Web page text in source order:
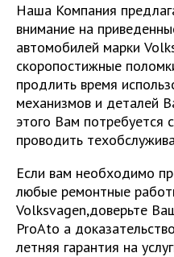
Наша Компания
внимание на
автомобилей марки
скоропостижные
продлить время
механизмов и деталей
этого Вам потребуется
проводить
Если вам необходимо
любые ремонтные
Volksvagen,доверьте
ProAto а
летняя гарантия на